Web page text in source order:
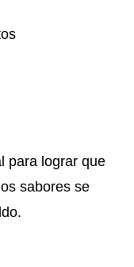
para lograr que
sabores se